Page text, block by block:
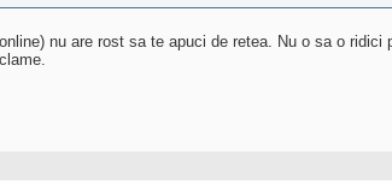
nu are rost sa te apuci de retea. Nu o sa o ridici